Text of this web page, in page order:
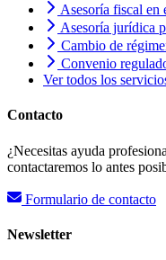
Asesoría fiscal en
Asesoría jurídica
Cambio de
Convenio
Ver todos los
Contacto
¿Necesitas ayuda
contactaremos lo antes
Formulario de contacto
Newsletter